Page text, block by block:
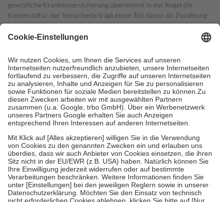
gesetzliche Krankenversicherung übernimmt in der Regel die
Kosten dafür, der Versicherte trägt einen Teil davon als Zuzahlung
mit.
Grundsätzlich leisten Mitglieder Zuzahlungen in Höhe von zehn
höchstens zehn Euro.
Es sind jedoch nie mehr als die tatsächlichen
Kosten der Leistung zu entrichten.
Diese Regeln gelten grundsätzlich auch für Online-Apotheken.
Bei Heilmitteln und häuslicher Krankenpflege beträgt die
Zuzahlung zehn Prozent der Kosten sowie zehn Euro je
Verordnung.
Um das Engagement der Versicherten für ihre eigene Gesundheit zu
stärken und die besondere Stellung der Familie zu unterstützen,
fallenkeine Zuzahlungenan bei:
• Kindern und Jugendlichen bis zum vollendeten 18. Lebensjahr
mit Ausnahme der Fahrkosten
• Untersuchungen zur Vorsorge und Früherkennung, die von der
GKV getragen werden
• empfohlenen Schutzimpfungen